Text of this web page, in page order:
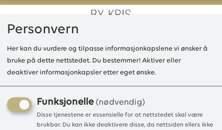
0
LD Cendela profumata
duftlys Agrumi
mediterranei/Mediterranian
Personvern
Her kan du vurdere og tilpasse informasjonkapslene vi ønsker å
bruke på dette nettstedet. Du bestemmer! Aktiver eller
deaktiver informasjonkapsler etter eget ønske.
Funksjonelle (nødvendig)
Disse tjenestene er essensielle for at nettstedet skal være
brukbar. Du kan ikke deaktivere disse, da nettsiden ellers ikke